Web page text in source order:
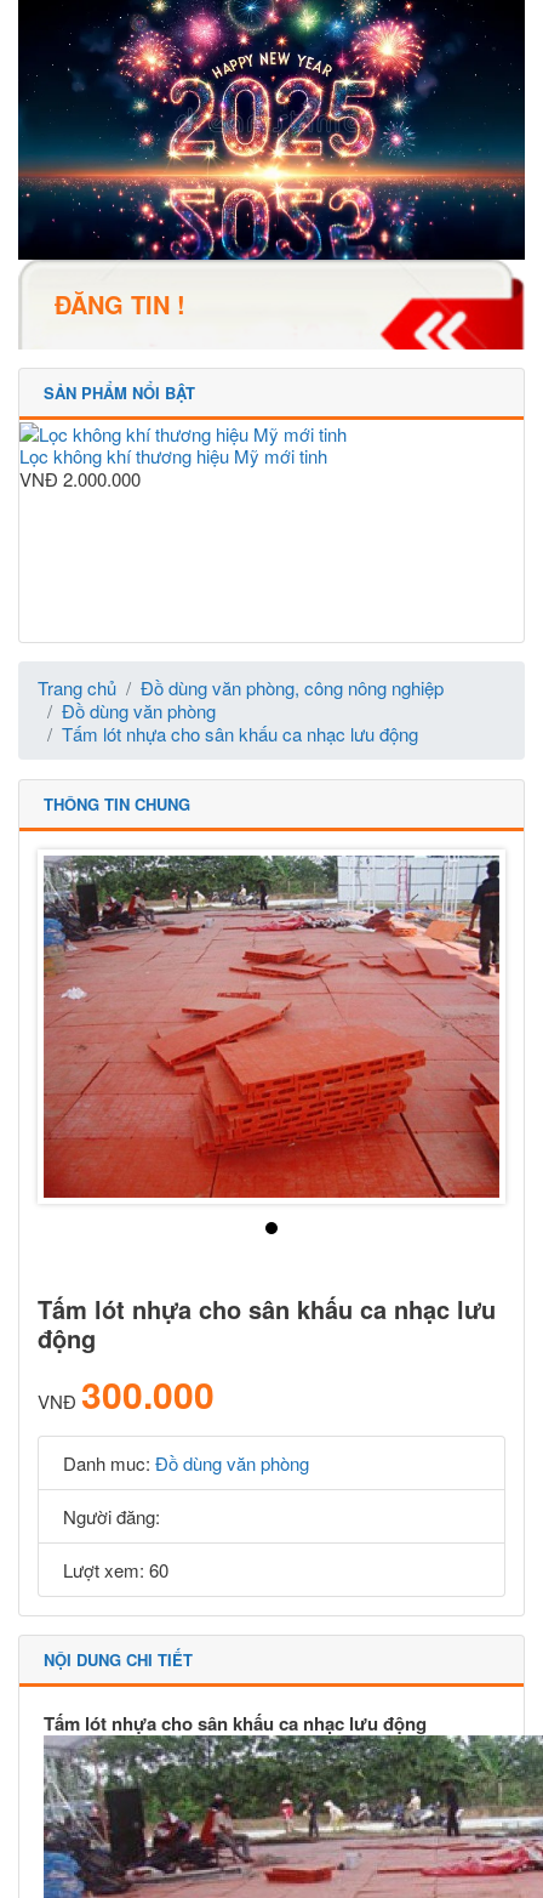
ĐĂNG TIN !
SẢN PHẨM NỔI BẬT
Lọc không khí thương hiệu Mỹ mới tinh
VNĐ 2.000.000
Trang chủ
Đồ dùng văn phòng, công nông nghiệp
Đồ dùng văn phòng
Tấm lót nhựa cho sân khấu ca nhạc lưu động
THÔNG TIN CHUNG
Tấm lót nhựa cho sân khấu ca nhạc lưu
động
VNĐ 300.000
Danh muc: Đồ dùng văn phòng
Người đăng:
Lượt xem: 60
NỘI DUNG CHI TIẾT
Tấm lót nhựa cho sân khấu ca nhạc lưu động